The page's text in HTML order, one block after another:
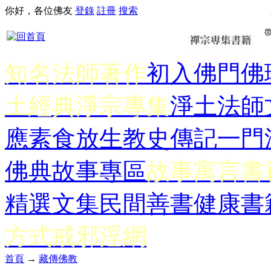
你好，各位佛友 登錄 註冊 搜索
知名法師著作初入佛門佛
土經典淨宗專集淨土法師
應素食放生教史傳記一門
佛典故事專區故事寓言書
精選文集民間善書健康書
方式戒邪淫網
首頁 → 藏傳佛教